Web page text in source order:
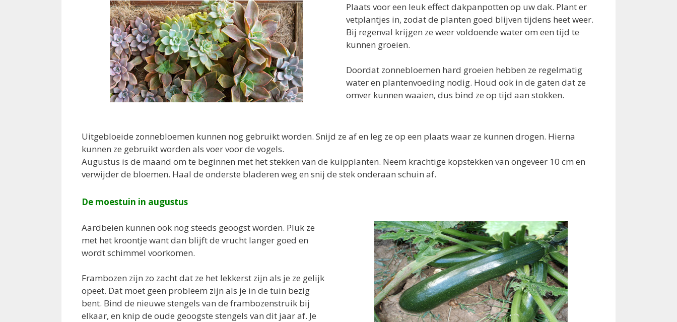
Plaats voor een leuk effect dakpanpotten op uw dak. Plant er
vetplantjes in, zodat de planten goed blijven tijdens heet weer.
Bij regenval krijgen ze weer voldoende water om een tijd te
kunnen groeien.
Doordat zonnebloemen hard groeien hebben ze regelmatig
water en plantenvoeding nodig. Houd ook in de gaten dat ze
omver kunnen waaien, dus bind ze op tijd aan stokken.
Uitgebloeide zonnebloemen kunnen nog gebruikt worden. Snijd ze af en leg ze op een plaats waar ze kunnen drogen. Hierna
kunnen ze gebruikt worden als voer voor de vogels.
Augustus is de maand om te beginnen met het stekken van de kuipplanten. Neem krachtige kopstekken van ongeveer 10 cm en
verwijder de bloemen. Haal de onderste bladeren weg en snij de stek onderaan schuin af.
De moestuin in augustus
Aardbeien kunnen ook nog steeds geoogst worden. Pluk ze
met het kroontje want dan blijft de vrucht langer goed en
wordt schimmel voorkomen.
Frambozen zijn zo zacht dat ze het lekkerst zijn als je ze gelijk
opeet. Dat moet geen probleem zijn als je in de tuin bezig
bent. Bind de nieuwe stengels van de frambozenstruik bij
elkaar, en knip de oude geoogste stengels van dit jaar af. Je